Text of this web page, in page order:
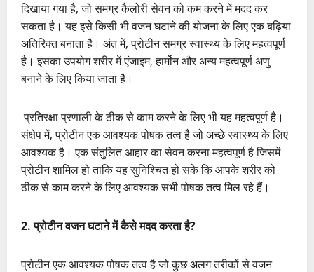
दिखाया गया है, जो समग्र कैलोरी सेवन को कम करने में मदद कर
सकता है। यह इसे किसी भी वजन घटाने की योजना के लिए एक बढ़िया
अतिरिक्त बनाता है। अंत में, प्रोटीन समग्र स्वास्थ्य के लिए महत्वपूर्ण
है। इसका उपयोग शरीर में एंजाइम, हार्मोन और अन्य महत्वपूर्ण अणु
बनाने के लिए किया जाता है।
प्रतिरक्षा प्रणाली के ठीक से काम करने के लिए भी यह महत्वपूर्ण है।
संक्षेप में, प्रोटीन एक आवश्यक पोषक तत्व है जो अच्छे स्वास्थ्य के लिए
आवश्यक है। एक संतुलित आहार का सेवन करना महत्वपूर्ण है जिसमें
प्रोटीन शामिल हो ताकि यह सुनिश्चित हो सके कि आपके शरीर को
ठीक से काम करने के लिए आवश्यक सभी पोषक तत्व मिल रहे हैं।
2. प्रोटीन वजन घटाने में कैसे मदद करता है?
प्रोटीन एक आवश्यक पोषक तत्व है जो कुछ अलग तरीकों से वजन